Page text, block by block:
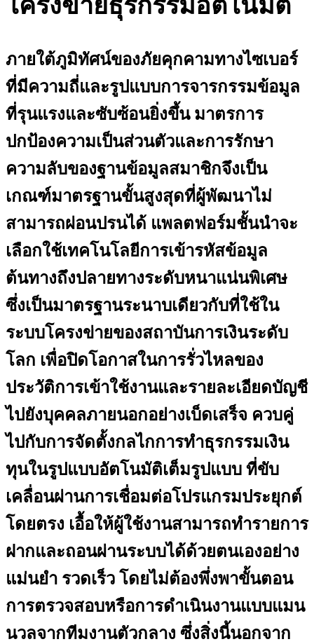
ภายใต้ภูมิทัศน์ของภัยคุกคามทางไซเบอร์
ที่มีความถี่และรูปแบบการจารกรรมข้อมูล
ที่รุนแรงและซับซ้อนยิ่งขึ้น มาตรการ
ปกป้องความเป็นส่วนตัวและการรักษา
ความลับของฐานข้อมูลสมาชิกจึงเป็น
เกณฑ์มาตรฐานขั้นสูงสุดที่ผู้พัฒนาไม่
สามารถผ่อนปรนได้ แพลตฟอร์มชั้นนำจะ
เลือกใช้เทคโนโลยีการเข้ารหัสข้อมูล
ต้นทางถึงปลายทางระดับหนาแน่นพิเศษ
ซึ่งเป็นมาตรฐานระนาบเดียวกับที่ใช้ใน
ระบบโครงข่ายของสถาบันการเงินระดับ
โลก เพื่อปิดโอกาสในการรั่วไหลของ
ประวัติการเข้าใช้งานและรายละเอียดบัญชี
ไปยังบุคคลภายนอกอย่างเบ็ดเสร็จ ควบคู่
ไปกับการจัดตั้งกลไกการทำธุรกรรมเงิน
ทุนในรูปแบบอัตโนมัติเต็มรูปแบบ ที่ขับ
เคลื่อนผ่านการเชื่อมต่อโปรแกรมประยุกต์
โดยตรง เอื้อให้ผู้ใช้งานสามารถทำรายการ
ฝากและถอนผ่านระบบได้ด้วยตนเองอย่าง
แม่นยำ รวดเร็ว โดยไม่ต้องพึ่งพาขั้นตอน
การตรวจสอบหรือการดำเนินงานแบบแมน
นวลจากทีมงานตัวกลาง ซึ่งสิ่งนี้นอกจาก